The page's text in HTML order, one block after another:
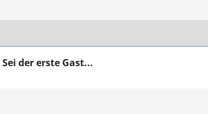
Sei der erste Gast...